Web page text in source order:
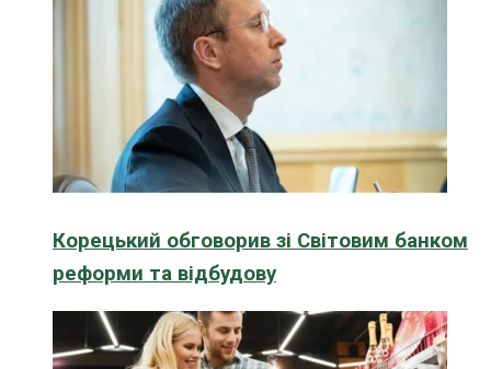
Корецький обговорив зі Світовим банком
реформи та відбудову